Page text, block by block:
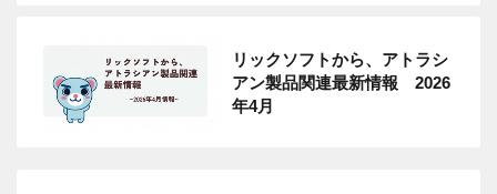
リックソフトから、アトラシ
アン製品関連最新情報 2026
年4月